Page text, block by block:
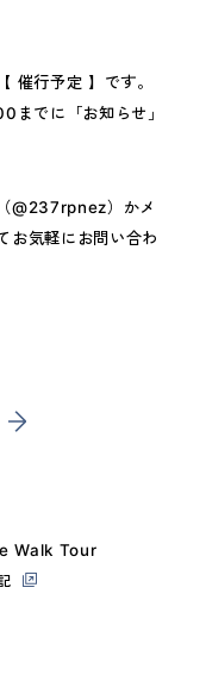
行予定 】です。
までに「お知らせ」
@237rpnez）かメ
気軽にお問い合わ
Walk Tour